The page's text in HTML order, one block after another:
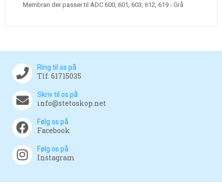
Membran der passer til ADC 600, 601, 603, 612, 619 - Grå
Ring til os på
Tlf. 61715035
Skriv til os på
info@stetoskop.net
Følg os på
Facebook
Følg os på
Instagram